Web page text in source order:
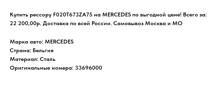
Купить рессору F020T673ZA75 на MERCEDES по выгодной цене! Всего за:
22 200,00р. Доставка по всей России. Самовывоз Москва и МО
Марка авто: MERCEDES
Страна: Бельгия
Материал: Сталь
Оригинальные номера: 33696000